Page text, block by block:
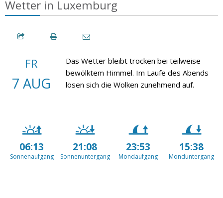
Wetter in Luxemburg
FR
7 AUG
Das Wetter bleibt trocken bei teilweise
bewölktem Himmel. Im Laufe des Abends
lösen sich die Wolken zunehmend auf.
06:13
Sonnenaufgang
21:08
Sonnenuntergang
23:53
Mondaufgang
15:38
Monduntergang